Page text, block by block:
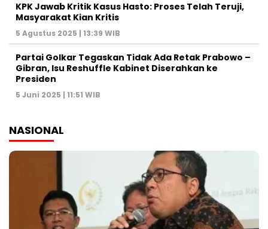
KPK Jawab Kritik Kasus Hasto: Proses Telah Teruji,
Masyarakat Kian Kritis
5 Agustus 2025 | 13:39 WIB
Partai Golkar Tegaskan Tidak Ada Retak Prabowo –
Gibran, Isu Reshuffle Kabinet Diserahkan ke
Presiden
5 Juni 2025 | 11:51 WIB
NASIONAL